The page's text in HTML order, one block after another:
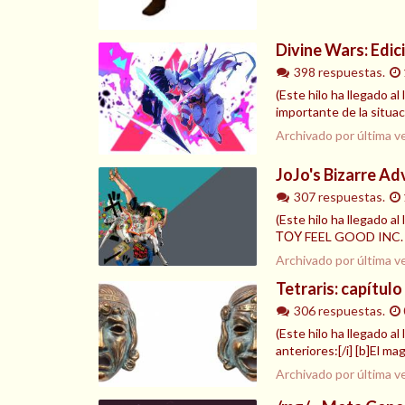
Divine Wars:
398 respuestas.
(Este hilo ha llegado
importante de la
Archivado por última
JoJo's Bizarre
307 respuestas.
(Este hilo ha llegado
ΤΟΥ FEEL GOOD
Archivado por última
Tetraris: capítulo
306 respuestas.
(Este hilo ha llegado
anteriores:[/i] [b]El
Archivado por última